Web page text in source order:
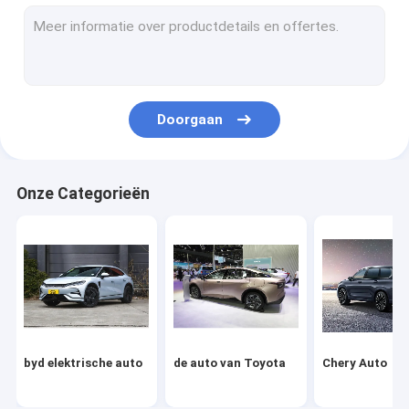
Mercedes auto
Seres elektrische auto
Lynk & Co Elektrische auto
Doorgaan
Onze Categorieën
byd elektrische auto de auto van Toyota Chery Auto